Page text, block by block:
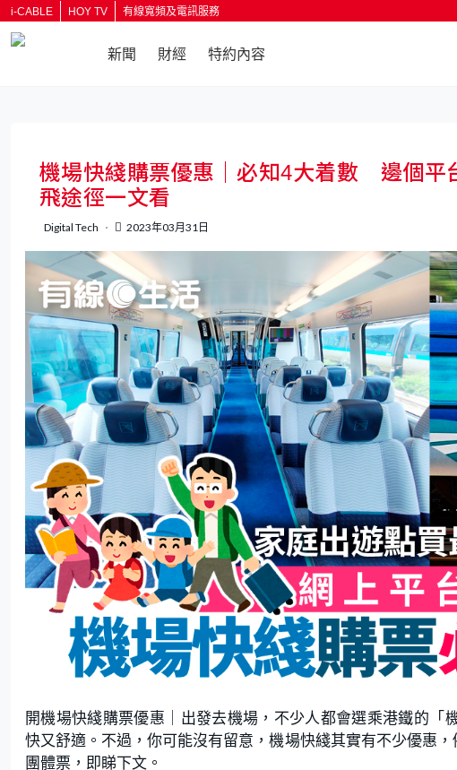
i-CABLE HOY TV 有線寬頻及電訊服務
新聞 財經 特約內容
機場快綫購票優惠｜必知4大着數 邊個
飛途徑一文看
Digital Tech 2023年03月31日
開機場快綫購票優惠｜出發去機場，不少人都會選乘港鐵的
快又舒適。不過，你可能沒有留意，機場快綫其實有不少優惠
團體票，即睇下文。